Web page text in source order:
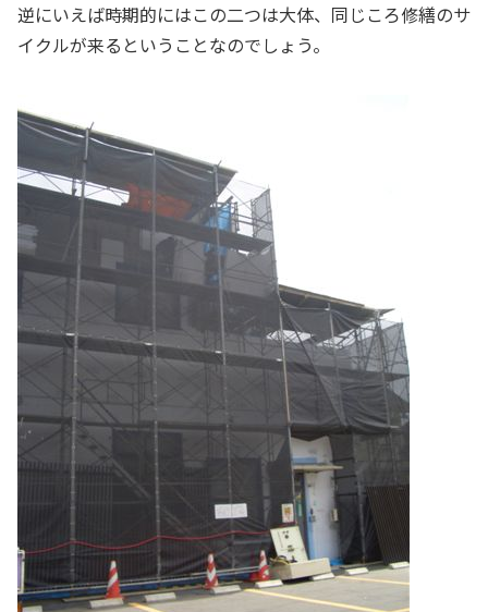
逆にいえば時期的にはこの二つは大体、同じころ修繕のサ
イクルが来るということなのでしょう。